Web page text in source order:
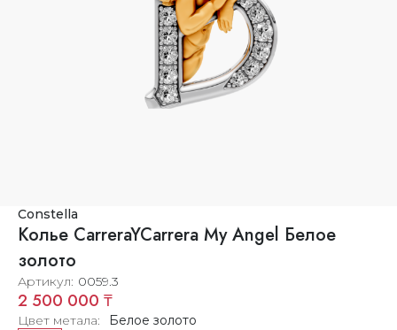
Constella
Колье CarreraYCarrera My Angel Белое
золото
Артикул 0059.3
2 500 000 ₸
Цвет метала Белое золото